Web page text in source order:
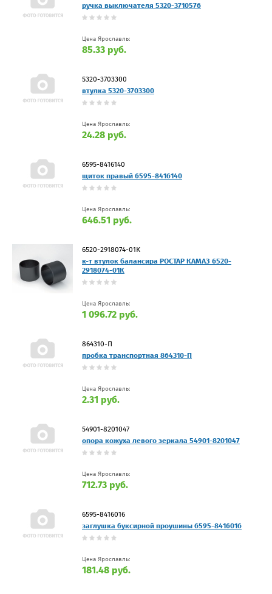
ручка выключателя 5320-3710576
Цена Ярославль:
85.33 руб.
5320-3703300
втулка 5320-3703300
Цена Ярославль:
24.28 руб.
6595-8416140
щиток правый 6595-8416140
Цена Ярославль:
646.51 руб.
6520-2918074-01К
к-т втулок балансира РОСТАР КАМАЗ 6520-
2918074-01К
Цена Ярославль:
1 096.72 руб.
864310-П
пробка транспортная 864310-П
Цена Ярославль:
2.31 руб.
54901-8201047
опора кожуха левого зеркала 54901-8201047
Цена Ярославль:
712.73 руб.
6595-8416016
заглушка буксирной проушины 6595-8416016
Цена Ярославль:
181.48 руб.